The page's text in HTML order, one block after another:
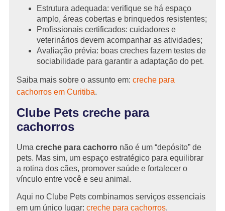
Estrutura adequada: verifique se há espaço
amplo, áreas cobertas e brinquedos resistentes;
Profissionais certificados: cuidadores e
veterinários devem acompanhar as atividades;
Avaliação prévia: boas creches fazem testes de
sociabilidade para garantir a adaptação do pet.
Saiba mais sobre o assunto em: creche para
cachorros em Curitiba.
Clube Pets creche para
cachorros
Uma creche para cachorro não é um “depósito” de
pets. Mas sim, um espaço estratégico para equilibrar
a rotina dos cães, promover saúde e fortalecer o
vínculo entre você e seu animal.
Aqui no Clube Pets combinamos serviços essenciais
em um único lugar: creche para cachorros,